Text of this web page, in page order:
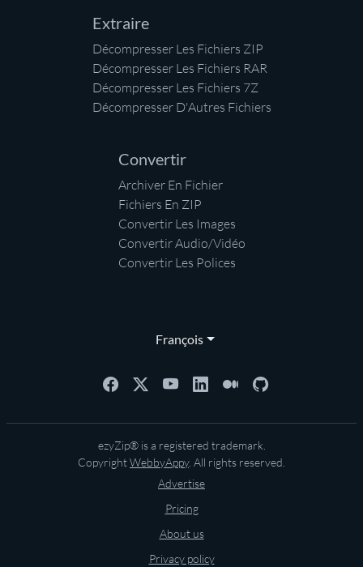
Extraire
Décompresser Les Fichiers ZIP
Décompresser Les Fichiers RAR
Décompresser Les Fichiers 7Z
Décompresser D'Autres Fichiers
Convertir
Archiver En Fichier
Fichiers En ZIP
Convertir Les Images
Convertir Audio/Vidéo
Convertir Les Polices
François
ezyZip® is a registered trademark.
CopyrightWebbyAppy. All rights reserved.
Advertise
Pricing
About us
Privacy policy